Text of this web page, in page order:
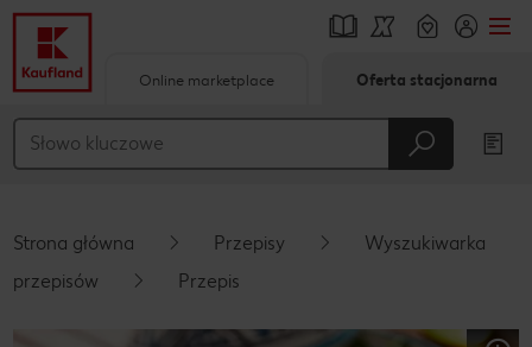
Główna treść
Pływający pasek boczny
Online marketplace Oferta stacjonarna
Strona główna Przepisy
Wyszukiwarka
przepisów
Przepis